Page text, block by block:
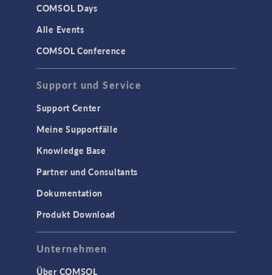
COMSOL Days
Alle Events
COMSOL Conference
Support und Service
Support Center
Meine Supportfälle
Knowledge Base
Partner und Consultants
Dokumentation
Produkt Download
Unternehmen
Über COMSOL